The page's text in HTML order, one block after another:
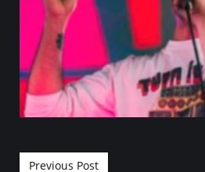
Post navigation
Previous Post